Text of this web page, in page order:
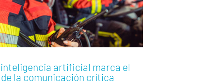
artificial marca el
la comunicación crítica